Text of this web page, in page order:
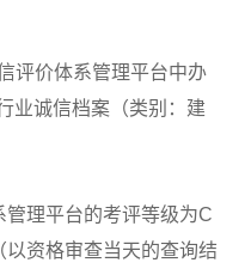
评价体系管理平台中办
业诚信档案（类别：建
理平台的考评等级为C
以资格审查当天的查询结